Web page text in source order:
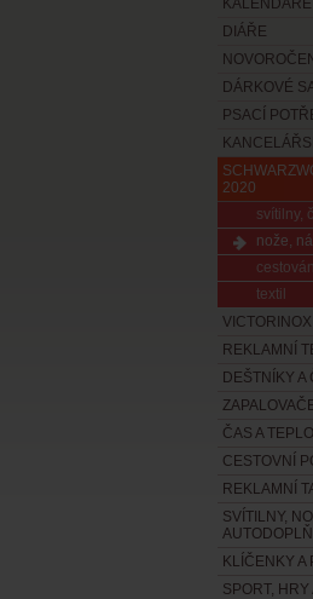
DIÁŘE
DÁRKOVÉ
PSACÍ
2020
svítilny,
nože,
textil
REKLAMNÍ
DEŠTNÍKY A
ČAS A
CESTOVNÍ
REKLAMNÍ
SVÍTILNY,
KLÍČENKY A
SPORT,